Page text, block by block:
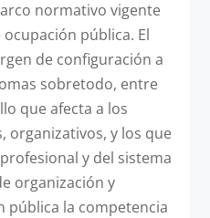
normativo vigente
pública. El
de configuración a
sobretodo, entre
que afecta a los
organizativos, y los que
y del sistema
organización y
pública la competencia